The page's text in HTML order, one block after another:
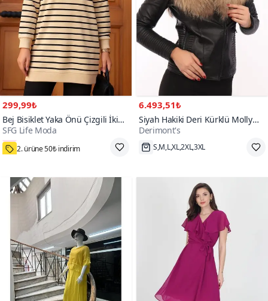
299,99₺
Bej Bisiklet Yaka Önü Çizgili İki
İplik Büyük Beden Tunik
SFG Life Moda
800+
2. ürüne 50₺ indirim
6.493,51₺
Siyah Hakiki Deri Kürklü Molly
Ceket
Derimont's
S,M,L,XL,2XL,3XL